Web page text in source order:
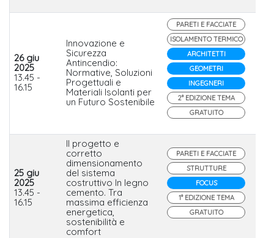
26 giu
2025
13.45 -
16.15
Innovazione e
Sicurezza
Antincendio:
Normative, Soluzioni
Progettuali e
Materiali Isolanti per
un Futuro Sostenibile
PARETI E FACCIATE
ISOLAMENTO TERMICO
ARCHITETTI
GEOMETRI
INGEGNERI
2° EDIZIONE TEMA
GRATUITO
25 giu
2025
13.45 -
16.15
Il progetto e
corretto
dimensionamento
del sistema
costruttivo In legno
cemento. Tra
massima efficienza
energetica,
sostenibilità e
comfort
PARETI E FACCIATE
STRUTTURE
FOCUS
1° EDIZIONE TEMA
GRATUITO